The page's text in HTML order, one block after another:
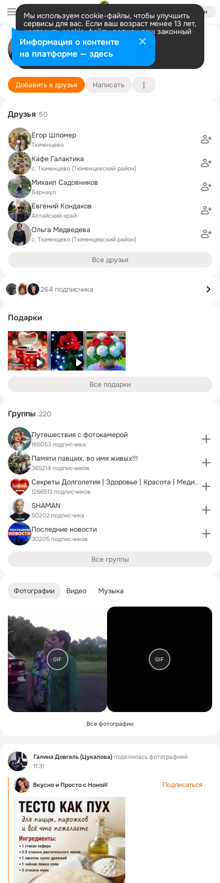
Войти
Мы используем cookie-файлы, чтобы улучшить
сервисы для вас. Если ваш возраст менее 13 лет,
настроить cookie-файлы должен ваш законный
представитель. Больше информации
Разрешить все Настроить
Галина Довгаль (Цукалова)
Алтайский край, Тюменцево
Подробнее
Добавить в друзья Написать
Фотографии Видео Музыка
GIF GIF
Все фотографии
Фид Галина Довгаль (Цукалова)поделилась фотографией
11:31
Вкусно и Просто c Ноной! Подписаться
Друзья 50
Егор Шпомер
Тюменцево
Кафе Галактика
с. Тюменцево (Тюменцевский район)
Михаил Садовников
Барнаул
Евгений Кондаков
Алтайский край
Ольга Медведева
с. Тюменцево (Тюменцевский район)
Все друзья
264 подписчика
Подарки
Все подарки
Группы 220
Путешествия с фотокамерой
165053 подписчика
Памяти павших, во имя живых!!!
365214 подписчиков
Секреты Долголетия | Здоровье | Красота | Медицина
1266513 подписчиков
SHAMAN
50202 подписчика
Последние новости
30205 подписчиков
Все группы
Информация о контенте
на платформе — здесь